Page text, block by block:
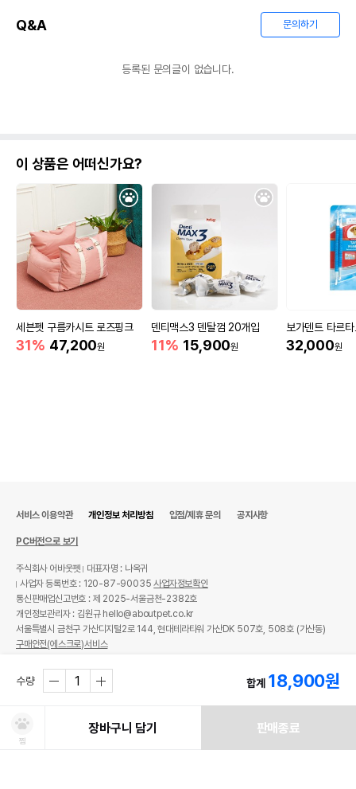
Q&A 문의하기
등록된 문의글이 없습니다.
이 상품은 어떠신가요?
세븐펫 구름카시트 로즈핑크
31% 47,200원
덴티맥스3 덴탈껌 20개입
11% 15,900원
보가덴트 타르
32,000원
수량 합계 18,900원
찜
장바구니 담기 판매종료
서비스 이용약관 개인정보 처리방침 입점/제휴 문의 공지사항
PC버전으로 보기
주식회사 어바웃펫
대표자명 : 나옥귀
사업자 등록번호 : 120-87-90035사업자정보확인
통신판매업신고번호 : 제 2025-서울금천-2382호
개인정보관리자 : 김원규 hello@aboutpet.co.kr
서울특별시 금천구 가산디지털2로 144, 현대테라타워 가산DK 507호, 508호 (가산동)
구매안전(에스크로)서비스